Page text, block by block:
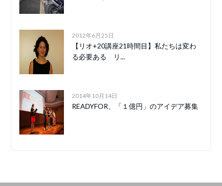
2012年6月25日
【リオ+20講座21時間目】私たちは変わ
る必要ある リ...
2014年10月14日
READYFOR、「１億円」のアイデア募集